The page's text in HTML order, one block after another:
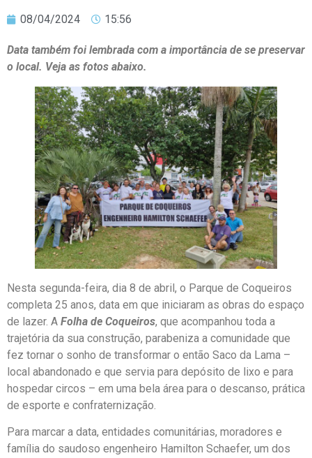
08/04/2024 15:56
Data também foi lembrada com a importância de se preservar
o local. Veja as fotos abaixo.
Nesta segunda-feira, dia 8 de abril, o Parque de Coqueiros
completa 25 anos, data em que iniciaram as obras do espaço
de lazer. A Folha de Coqueiros, que acompanhou toda a
trajetória da sua construção, parabeniza a comunidade que
fez tornar o sonho de transformar o então Saco da Lama –
local abandonado e que servia para depósito de lixo e para
hospedar circos – em uma bela área para o descanso, prática
de esporte e confraternização.
Para marcar a data, entidades comunitárias, moradores e
família do saudoso engenheiro Hamilton Schaefer, um dos